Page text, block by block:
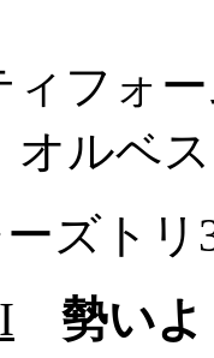
ィフォ
オルベ
ーズト
勢い